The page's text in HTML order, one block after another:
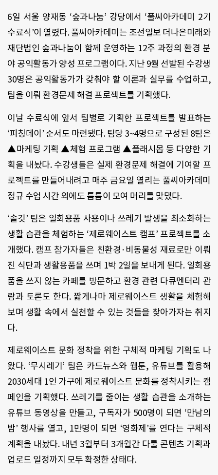
6일 서울 양재동 ‘숲과나눔’ 강당에서 ‘풀씨아카데미 2기
수료식’이 열렸다. 풀씨아카데미는 조선일보 더나은미래와
재단법인 숲과나눔이 함께 운영하는 12주 과정의 환경 분
야 공익활동가 양성 프로그램이다. 지난 9월 선발된 수강생
30명은 공익활동가가 갖춰야 할 이론과 실무를 수업하고,
팀을 이뤄 환경문제 해결 프로젝트를 기획했다.
이날 수료식에 앞서 팀별로 기획한 프로젝트를 발표하는
‘피칭데이’ 순서도 마련됐다. 팀당 3~4명으로 구성된 8팀은
▲마케팅 기획 ▲체험 프로그램 ▲플래시몹 등 다양한 기
획을 내놨다. 수강생들은 실제 환경문제 해결에 기여할 프
로젝트를 만들어내려고 매주 금요일 열리는 풀씨아카데미
정규 수업 시간 외에도 틈틈이 모여 머리를 맞댔다.
‘솔깃’ 팀은 일회용품 사용이나 쓰레기 발생을 최소화하는
생활 습관을 체험하는 ‘제로웨이스트 캠프’ 프로젝트를 소
개했다. 캠프 참가자들은 친환경·비동물성 재료로만 이뤄
진 식단과 생활용품을 쓰며 1박 2일을 보내게 된다. 일회용
품을 쓰지 않는 카페를 방문하고 환경 관련 다큐멘터리 관
람과 토론도 한다. 짧게나마 제로웨이스트 생활을 체험해
보며 생활 속에서 실천할 수 있는 것들을 찾아가자는 취지
다.
제로웨이스트 문화 정착을 위한 구체적 마케팅 기획도 나
왔다. ‘무시레기’ 팀은 카드뉴스와 웹툰, 유튜브를 활용해
2030세대 1인 가구에 제로웨이스트 문화를 정착시키는 캠
페인을 기획했다. 쓰레기를 줄이는 생활 습관을 소개하는
유튜브 동영상을 만들고, 구독자가 500명이 되면 ‘만남의
밤’ 행사를 열고, 1만명이 되면 ‘영화제’를 연다는 구체적
계획을 내놨다. 내년 3월부터 3개월간 다룰 콘텐츠 기획과
업로드 일정까지 모두 확정한 상태다.